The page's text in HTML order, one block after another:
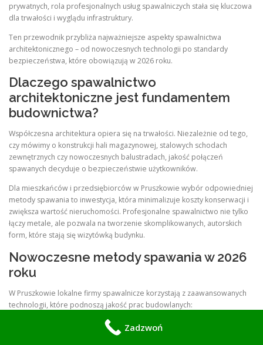
prywatnych, rola profesjonalnych usług spawalniczych stała się kluczowa
dla trwałości i wyglądu infrastruktury.
Ten przewodnik przybliża najważniejsze aspekty spawalnictwa
architektonicznego – od nowoczesnych technologii po standardy
bezpieczeństwa, które obowiązują w 2026 roku.
Dlaczego spawalnictwo
architektoniczne jest fundamentem
budownictwa?
Współczesna architektura opiera się na trwałości. Niezależnie od tego,
czy mówimy o konstrukcji hali magazynowej, stalowych schodach
zewnętrznych czy nowoczesnych balustradach, jakość połączeń
spawanych decyduje o bezpieczeństwie użytkowników.
Dla mieszkańców i przedsiębiorców w Pruszkowie wybór odpowiedniej
metody spawania to inwestycja, która minimalizuje koszty konserwacji i
zwiększa wartość nieruchomości. Profesjonalne spawalnictwo nie tylko
łączy metale, ale pozwala na tworzenie skomplikowanych, autorskich
form, które stają się wizytówką budynku.
Nowoczesne metody spawania w 2026
roku
W Pruszkowie lokalne firmy spawalnicze korzystają z zaawansowanych
technologii, które podnoszą jakość prac budowlanych:
TIG (Gas Tungsten Arc Welding):Metoda idealna do prac
wymagających wysokiej precyzji i estetyki, szczególnie przy
Zadzwoń